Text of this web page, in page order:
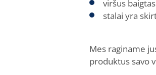
viršus
stalai yra
Mes raginame
produktus savo